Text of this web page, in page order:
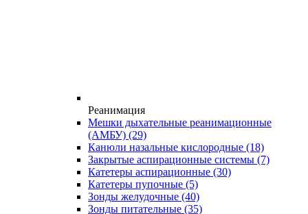
Реанимация
Мешки дыхательные реанимационные
(АМБУ) (29)
Канюли назальные кислородные (18)
Закрытые аспирационные системы (7)
Катетеры аспирационные (30)
Катетеры пупочные (5)
Зонды желудочные (40)
Зонды питательные (35)